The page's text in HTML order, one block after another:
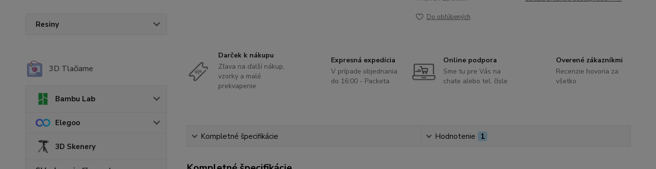
Resiny
3D Tlačiarne
Bambu Lab
Elegoo
3D Skenery
Do obľúbených
Darček k nákupu
Zľava na ďalší nákup,
vzorky a malé
prekvapenie
Expresná expedícia
V prípade objednania
do 16:00 - Packeta
Online podpora
Sme tu pre Vás na
chate alebo tel. čísle
Overené zákazníkmi
Recenzie hovoria za
všetko
Kompletné špecifikácie Hodnotenie 1